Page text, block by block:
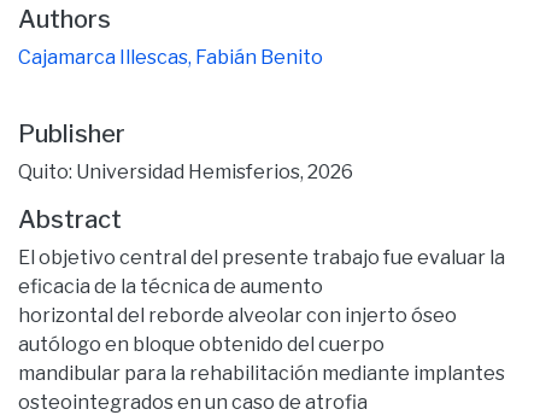
Authors
Cajamarca Illescas, Fabián Benito
Publisher
Quito: Universidad Hemisferios, 2026
Abstract
El objetivo central del presente trabajo fue evaluar la
eficacia de la técnica de aumento
horizontal del reborde alveolar con injerto óseo
autólogo en bloque obtenido del cuerpo
mandibular para la rehabilitación mediante implantes
osteointegrados en un caso de atrofia